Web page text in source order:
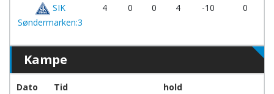
SIK
Søndermarken:3
4 0 0 4 -10 0
Kampe
Dato Tid hold